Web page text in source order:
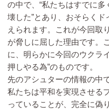
の中で、“私たちはすでに
壊した”とあり、おそらく
えられます。これが今回取
が脅しに屈した理由です。
に、明らかに今回のウクラ
押しやる為”のものです。
先のアシュターの情報の中
私たちは平和を実現させる
っていることが、完全に偽